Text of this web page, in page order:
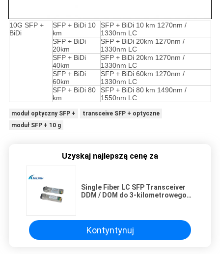
10G SFP +
BiDi
SFP + BiDi 10
km
SFP + BiDi 10 km 1270nm /
1330nm LC
SFP + BiDi
20km
SFP + BiDi 20km 1270nm /
1330nm LC
SFP + BiDi
40km
SFP + BiDi 20km 1270nm /
1330nm LC
SFP + BiDi
60km
SFP + BiDi 60km 1270nm /
1330nm LC
SFP + BiDi 80
km
SFP + BiDi 80 km 1490nm /
1550nm LC
moduł optyczny SFP +
transceive SFP + optyczne
moduł SFP + 10 g
Uzyskaj najlepszą cenę za
Single Fiber LC SFP Transceiver
DDM / DOM do 3-kilometrowego
Kontyntynuj